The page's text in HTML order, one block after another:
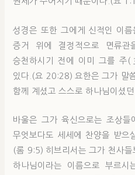
성경은 또한 그에게 신적인 이
증거 위에 결정적으로 면류
승천하시기 전에 이미 그를 주
있다.(요 20:28) 요한은 그가 말
함께 계셨고 스스로 하나님이
바울은 그가 육신으로는 조상들
무엇보다도 세세에 찬양을 받으
(롬 9:5) 히브리서는 그가 천사들
하나님이라는 이름으로 부르시